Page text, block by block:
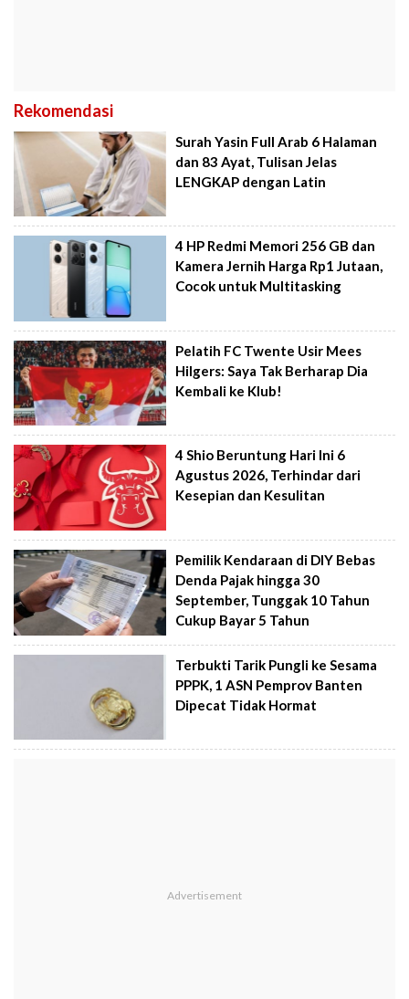
Rekomendasi
Surah Yasin Full Arab 6 Halaman
dan 83 Ayat, Tulisan Jelas
LENGKAP dengan Latin
4 HP Redmi Memori 256 GB dan
Kamera Jernih Harga Rp1 Jutaan,
Cocok untuk Multitasking
Pelatih FC Twente Usir Mees
Hilgers: Saya Tak Berharap Dia
Kembali ke Klub!
4 Shio Beruntung Hari Ini 6
Agustus 2026, Terhindar dari
Kesepian dan Kesulitan
Pemilik Kendaraan di DIY Bebas
Denda Pajak hingga 30
September, Tunggak 10 Tahun
Cukup Bayar 5 Tahun
Terbukti Tarik Pungli ke Sesama
PPPK, 1 ASN Pemprov Banten
Dipecat Tidak Hormat